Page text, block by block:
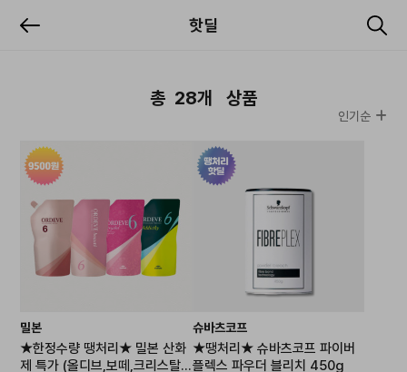
핫딜
총 28개 상품
인기순
밀본
★한정수량 땡처리★ 밀본 산화
제 특가 (올디브,보떼,크리스탈,
슈바츠코프
★땡처리★ 슈바츠코프 파이버
플렉스 파우더 블리치 450g